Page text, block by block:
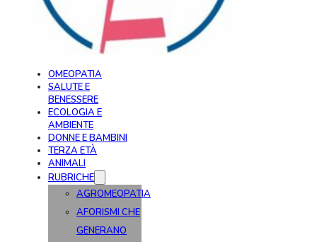
OMEOPATIA
SALUTE E
BENESSERE
ECOLOGIA E
AMBIENTE
DONNE E BAMBINI
TERZA ETÀ
ANIMALI
RUBRICHE
AGROMEOPATIA
AFORISMI CHE
GENERANO